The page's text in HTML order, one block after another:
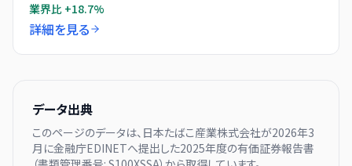
業界比 +18.7%
詳細を見る
データ出典
このページのデータは、 日本たばこ産業株式会社が2026年3
月に金融庁EDINETへ提出した2025年度の有価証券報告書